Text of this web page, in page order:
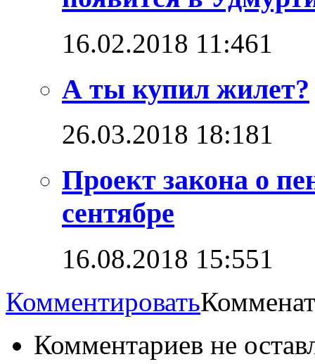
16.02.2018 11:461
А ты купил жилет?
26.03.2018 18:181
Проект закона о
сентябре
16.08.2018 15:551
Комментировать
Комментариев не